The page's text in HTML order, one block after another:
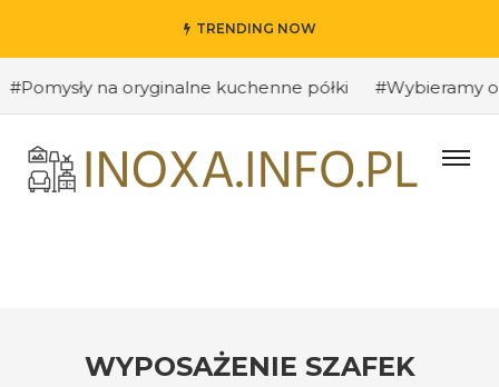
TRENDING NOW
na oryginalne kuchenne półki #Wybieramy
WYPOSAŻENIE SZAFEK